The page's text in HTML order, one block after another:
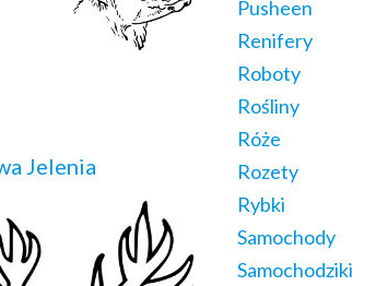
Jelenia
Pusheen
Renifery
Roboty
Rośliny
Róże
Rozety
Rybki
Samochody
Samochodziki